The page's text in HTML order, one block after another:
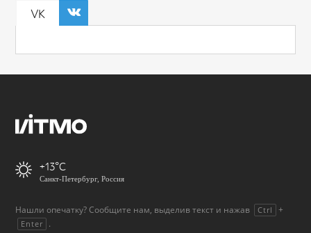
VK
+13
Санкт-Петербург, Россия
Нашли опечатку? Сообщите нам, выделив текст и нажав Ctrl +
Enter .